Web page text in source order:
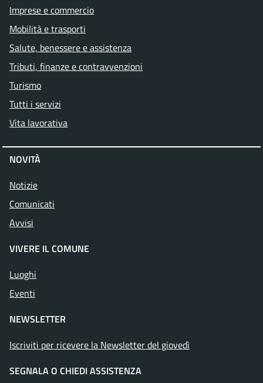
Imprese e commercio
Mobilità e trasporti
Salute, benessere e assistenza
Tributi, finanze e contravvenzioni
Turismo
Tutti i servizi
Vita lavorativa
NOVITÀ
Notizie
Comunicati
Avvisi
VIVERE IL COMUNE
Luoghi
Eventi
NEWSLETTER
Iscriviti per ricevere la Newsletter del giovedì
SEGNALA O CHIEDI ASSISTENZA